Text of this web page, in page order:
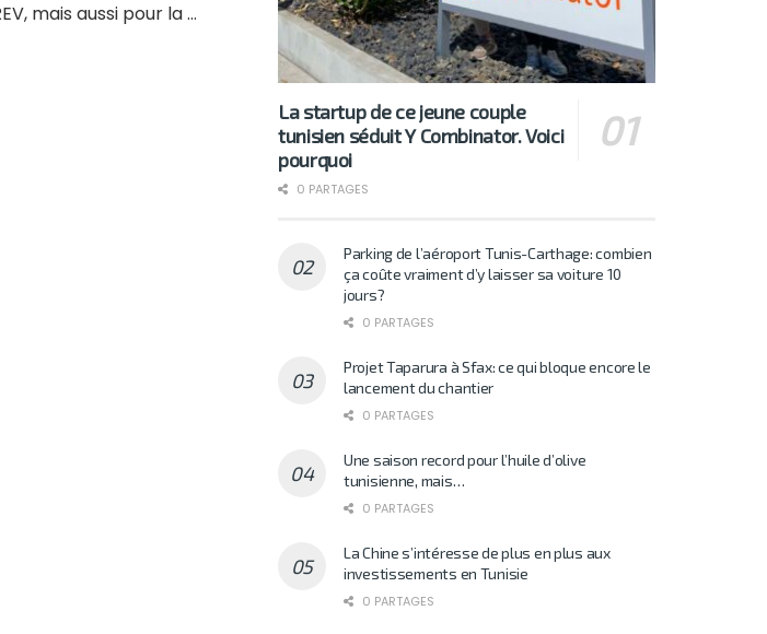
mais aussi pour la ...
La startup de ce jeune couple
tunisien séduit Y Combinator. Voici
pourquoi
0 PARTAGES
Parking de l’aéroport Tunis-Carthage: combien
ça coûte vraiment d’y laisser sa voiture 10
jours?
0 PARTAGES
Projet Taparura à Sfax: ce qui bloque encore le
lancement du chantier
0 PARTAGES
Une saison record pour l’huile d’olive
tunisienne, mais…
0 PARTAGES
La Chine s’intéresse de plus en plus aux
investissements en Tunisie
0 PARTAGES